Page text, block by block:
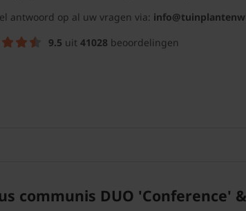
antwoord op al uw vragen via:
9.5 uit 41028 beoordelingen
communis DUO 'Conference' &